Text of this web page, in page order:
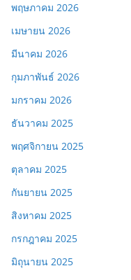
พฤษภาคม 2026
เมษายน 2026
มีนาคม 2026
กุมภาพันธ์ 2026
มกราคม 2026
ธันวาคม 2025
พฤศจิกายน 2025
ตุลาคม 2025
กันยายน 2025
สิงหาคม 2025
กรกฎาคม 2025
มิถุนายน 2025